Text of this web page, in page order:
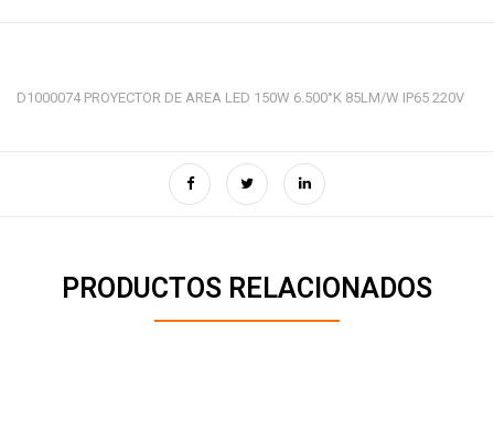
D1000074 PROYECTOR DE AREA LED 150W 6.500°K 85LM/W IP65 220V
PRODUCTOS RELACIONADOS